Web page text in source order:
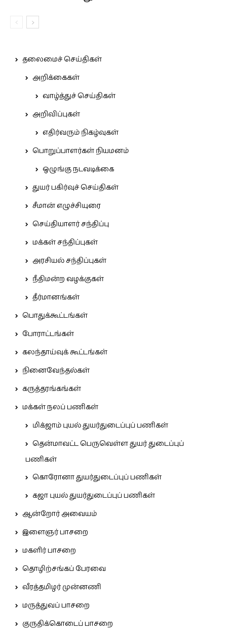
தலைமைச் செய்திகள்
அறிக்கைகள்
வாழ்த்துச் செய்திகள்
அறிவிப்புகள்
எதிர்வரும் நிகழ்வுகள்
பொறுப்பாளர்கள் நியமனம்
ஒழுங்கு நடவடிக்கை
துயர் பகிர்வுச் செய்திகள்
சீமான் எழுச்சியுரை
செய்தியாளர் சந்திப்பு
மக்கள் சந்திப்புகள்
அரசியல் சந்திப்புகள்
நீதிமன்ற வழக்குகள்
தீர்மானங்கள்
பொதுக்கூட்டங்கள்
போராட்டங்கள்
கலந்தாய்வுக் கூட்டங்கள்
நினைவேந்தல்கள்
கருத்தரங்கங்கள்
மக்கள் நலப் பணிகள்
மிக்ஜாம் புயல் துயர்துடைப்புப் பணிகள்
தென்மாவட்ட பெருவெள்ள துயர் துடைப்புப்
பணிகள்
கொரோனா துயர்துடைப்புப் பணிகள்
கஜா புயல் துயர்துடைப்புப் பணிகள்
ஆன்றோர் அவையம்
இளைஞர் பாசறை
மகளிர் பாசறை
தொழிற்சங்கப் பேரவை
வீரத்தமிழர் முன்னணி
மருத்துவப் பாசறை
குருதிக்கொடைப் பாசறை